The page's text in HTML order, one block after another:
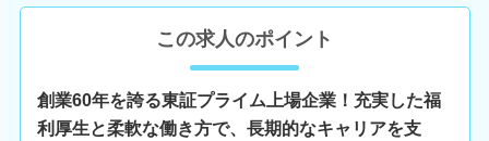
この求人のポイント
創業60年を誇る東証プライム上場企業！充実した福
利厚生と柔軟な働き方で、長期的なキャリアを支